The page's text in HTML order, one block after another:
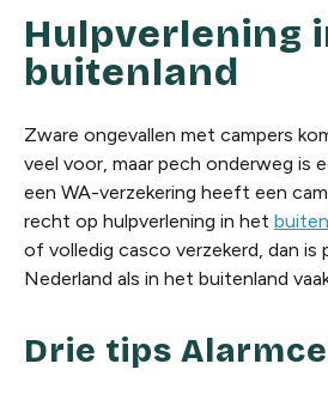
Hulpverlening
buitenland
Zware ongevallen met campers
veel voor, maar pech onderweg is
een WA-verzekering heeft een
recht op hulpverlening in het
of volledig casco verzekerd, dan is
Nederland als in het buitenland
Drie tips